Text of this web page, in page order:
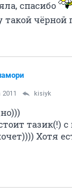
спасибо
такой
2011 kisiyk
тазик(!)
Хотя